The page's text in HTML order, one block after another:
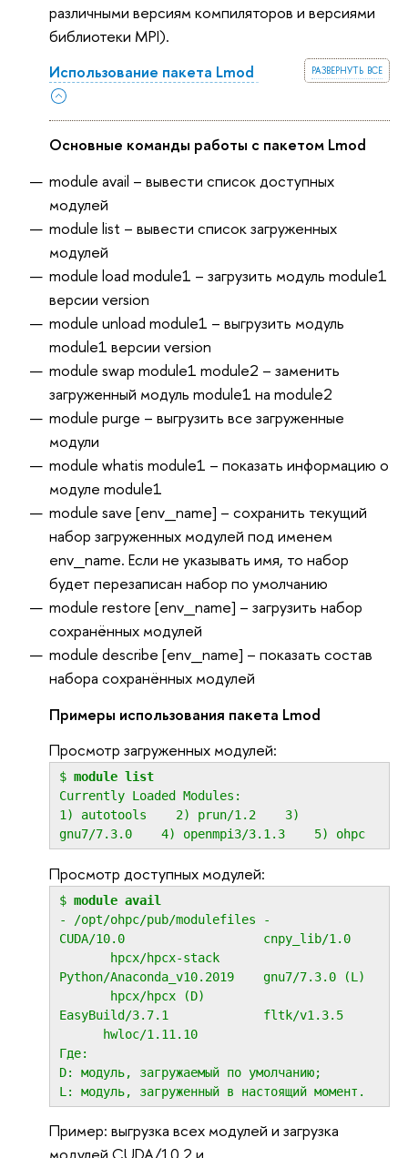
различными версиям компиляторов и версиями
библиотеки MPI).
развернуть все
Использование пакета Lmod
Основные команды работы с пакетом Lmod
module avail – вывести список доступных
модулей
module list – вывести список загруженных
модулей
module load module1 – загрузить модуль module1
версии version
module unload module1 – выгрузить модуль
module1 версии version
module swap module1 module2 – заменить
загруженный модуль module1 на module2
module purge – выгрузить все загруженные
модули
module whatis module1 – показать информацию о
модуле module1
module save [env_name] – сохранить текущий
набор загруженных модулей под именем
env_name. Если не указывать имя, то набор
будет перезаписан набор по умолчанию
module restore [env_name] – загрузить набор
сохранённых модулей
module describe [env_name] – показать состав
набора сохранённых модулей
Примеры использования пакета Lmod
Просмотр загруженных модулей:
$ module list
Currently Loaded Modules:
1) autotools 2) prun/1.2 3)
gnu7/7.3.0 4) openmpi3/3.1.3 5) ohpc
Просмотр доступных модулей:
$ module avail
- /opt/ohpc/pub/modulefiles -
CUDA/10.0 cnpy_lib/1.0
hpcx/hpcx-stack
Python/Anaconda_v10.2019 gnu7/7.3.0 (L)
hpcx/hpcx (D)
EasyBuild/3.7.1 fltk/v1.3.5
hwloc/1.11.10
Где:
D: модуль, загружаемый по умолчанию;
L: модуль, загруженный в настоящий момент.
Пример: выгрузка всех модулей и загрузка